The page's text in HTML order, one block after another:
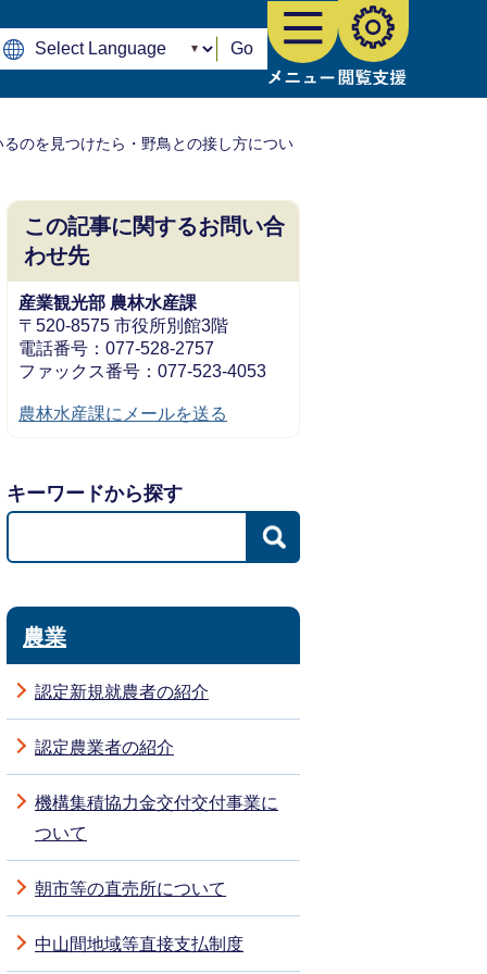
Go
るのを見つけたら・野鳥との接し方につい
この記事に関するお問い合
わせ先
産業観光部 農林水産課
〒520-8575 市役所別館3階
電話番号：077-528-2757
ファックス番号：077-523-4053
農林水産課にメールを送る
キーワードから探す
農業
認定新規就農者の紹介
認定農業者の紹介
機構集積協力金交付交付事業に
ついて
朝市等の直売所について
中山間地域等直接支払制度